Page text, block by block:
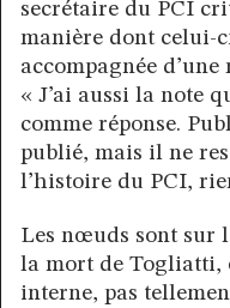
secrétaire du PCI
manière dont celui-
accompagnée
« J’ai aussi la note
comme réponse.
publié, mais il ne
l’histoire du PCI,
Les nœuds sont sur
la mort de Togliatti,
interne, pas